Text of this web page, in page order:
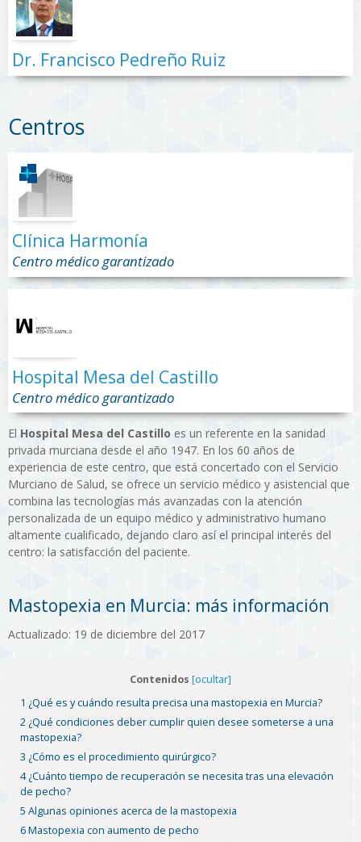
Dr. Francisco Pedreño Ruiz
Centros
Clínica Harmonía
Centro médico garantizado
Hospital Mesa del Castillo
Centro médico garantizado
El Hospital Mesa del Castillo es un referente en la sanidad
privada murciana desde el año 1947. En los 60 años de
experiencia de este centro, que está concertado con el Servicio
Murciano de Salud, se ofrece un servicio médico y asistencial que
combina las tecnologías más avanzadas con la atención
personalizada de un equipo médico y administrativo humano
altamente cualificado, dejando claro así el principal interés del
centro: la satisfacción del paciente.
Mastopexia en Murcia: más información
Actualizado: 19 de diciembre del 2017
Contenidos [ocultar]
1 ¿Qué es y cuándo resulta precisa una mastopexia en Murcia?
2 ¿Qué condiciones deber cumplir quien desee someterse a una
mastopexia?
3 ¿Cómo es el procedimiento quirúrgico?
4 ¿Cuánto tiempo de recuperación se necesita tras una elevación
de pecho?
5 Algunas opiniones acerca de la mastopexia
6 Mastopexia con aumento de pecho